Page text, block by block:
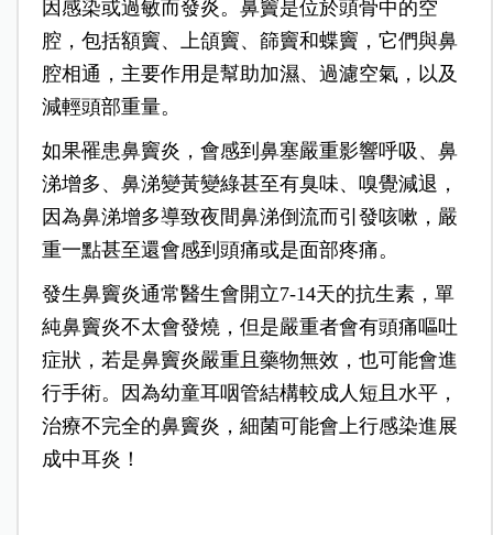
因感染或過敏而發炎。鼻竇是位於頭骨中的空
腔，包括額竇、上頜竇、篩竇和蝶竇，它們與鼻
腔相通，主要作用是幫助加濕、過濾空氣，以及
減輕頭部重量。
如果罹患鼻竇炎，會感到鼻塞嚴重影響呼吸、鼻
涕增多、鼻涕變黃變綠甚至有臭味、嗅覺減退，
因為鼻涕增多導致夜間鼻涕倒流而引發咳嗽，嚴
重一點甚至還會感到頭痛或是面部疼痛。
發生鼻竇炎通常醫生會開立7-14天的抗生素，單
純鼻竇炎不太會發燒，但是嚴重者會有頭痛嘔吐
症狀，若是鼻竇炎嚴重且藥物無效，也可能會進
行手術。因為幼童耳咽管結構較成人短且水平，
治療不完全的鼻竇炎，細菌可能會上行感染進展
成中耳炎！